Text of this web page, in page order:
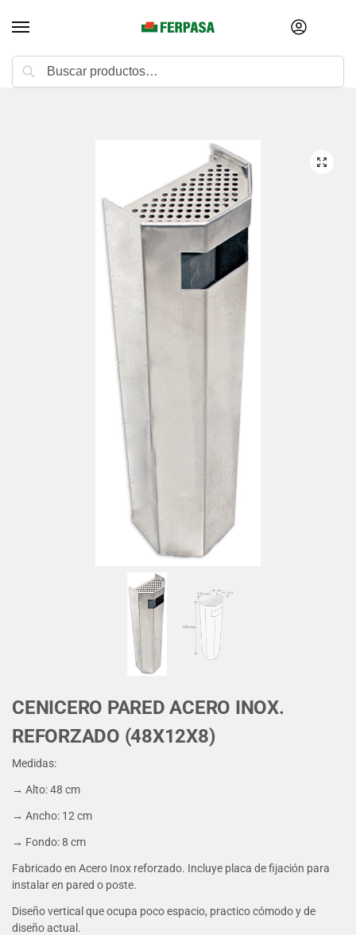
CENICERO PARED ACERO INOX.
REFORZADO (48X12X8)
Medidas:
→ Alto: 48 cm
→ Ancho: 12 cm
→ Fondo: 8 cm
Fabricado en Acero Inox reforzado. Incluye placa de fijación para
instalar en pared o poste.
Diseño vertical que ocupa poco espacio, practico cómodo y de
diseño actual.